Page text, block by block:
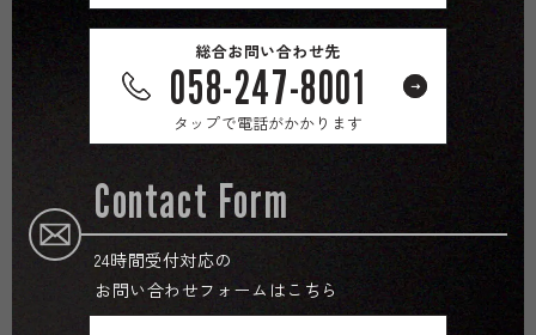
総合お問い合わせ先
058-247-8001
タップで電話がかかります
Contact Form
24時間受付対応の
お問い合わせフォームはこちら